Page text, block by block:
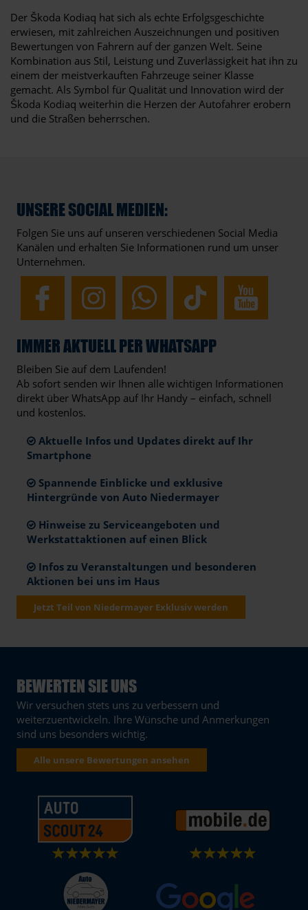
Der Škoda Kodiaq hat sich als echte Erfolgsgeschichte
erwiesen, mit zahlreichen Auszeichnungen und positiven
Bewertungen von Fahrern auf der ganzen Welt. Seine
Kombination aus Stil, Leistung und Zuverlässigkeit hat ihn zu
einem der meistverkauften Fahrzeuge seiner Klasse
gemacht. Als Symbol für Qualität und Innovation wird der
Škoda Kodiaq weiterhin die Herzen der Autofahrer erobern
und die Straßen beherrschen.
UNSERE SOCIAL MEDIEN:
Folgen Sie uns auf unseren verschiedenen Social Media
Kanälen und erhalten Sie Informationen rund um unser
Unternehmen.
IMMER AKTUELL PER WHATSAPP
Bleiben Sie auf dem Laufenden!
Ab sofort senden wir Ihnen alle wichtigen Informationen
direkt über WhatsApp auf Ihr Handy – einfach, schnell
und kostenlos.
Aktuelle Infos und Updates direkt auf Ihr
Smartphone
Spannende Einblicke und exklusive
Hintergründe von Auto Niedermayer
Hinweise zu Serviceangeboten und
Werkstattaktionen auf einen Blick
Infos zu Veranstaltungen und besonderen
Aktionen bei uns im Haus
Jetzt Teil von Niedermayer Exklusiv werden
BEWERTEN SIE UNS
Wir versuchen stets uns zu verbessern und
weiterzuentwickeln. Ihre Wünsche und Anmerkungen
sind uns besonders wichtig.
Alle unsere Bewertungen ansehen